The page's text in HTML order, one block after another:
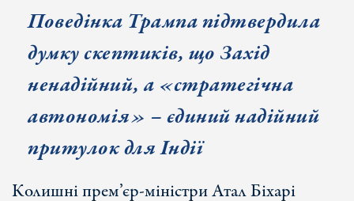
Поведінка Трампа підтвердила
думку скептиків, що Захід
ненадійний, а «стратегічна
автономія» – єдиний надійний
притулок для Індії
Колишні прем’єр-міністри Атал Біхарі